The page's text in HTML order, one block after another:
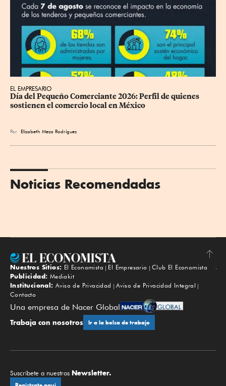
EL EMPRESARIO
Día del Pequeño Comerciante 2026: Perfil de quienes
sostienen el comercio local en México
Por Elizabeth Meza Rodríguez
Noticias Recomendadas
Subir
Nuestros Sitios: El Economista El Empresario
Club El Economista
Publicidad: Mediakit
Institucional: Aviso de Privacidad
Aviso de Privacidad Integral
Contacto
Una empresa de Nacer Global
Trabaja con nosotros Ir a la bolsa de trabajo
Suscríbete a nuestros Newsletter.